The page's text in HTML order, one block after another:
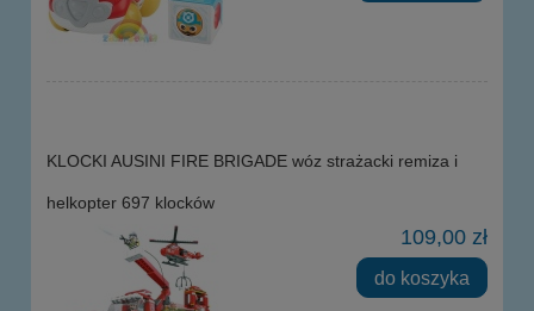
KLOCKI AUSINI FIRE BRIGADE wóz strażacki remiza i
helkopter 697 klocków
109,00 zł
do koszyka